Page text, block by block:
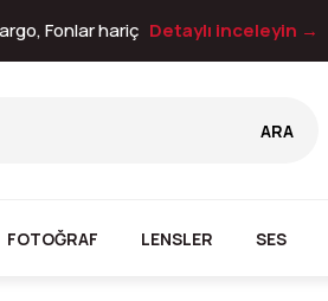
Fonlar hariç Detaylı inceleyin →
ARA
FOTOĞRAF LENSLER SES